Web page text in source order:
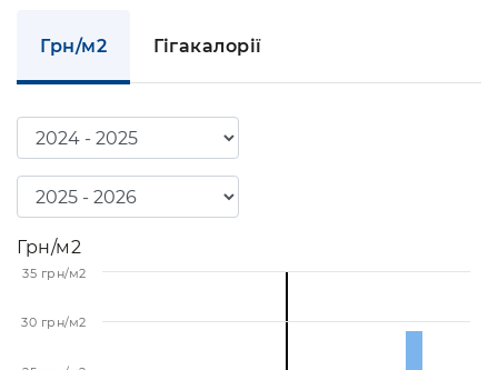
Грн/м2 Гігакалорії
Грн/м2
30 грн/м2
35 грн/м2